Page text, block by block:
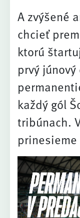
A zvýšené
chcieť
ktorú
prvý
každý gól
tribúnach.